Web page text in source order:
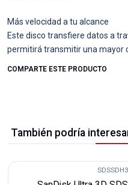
Más velocidad a tu alcance
Este disco transfiere datos a
permitirá transmitir una mayor
COMPARTE ESTE PRODUCTO
También podría